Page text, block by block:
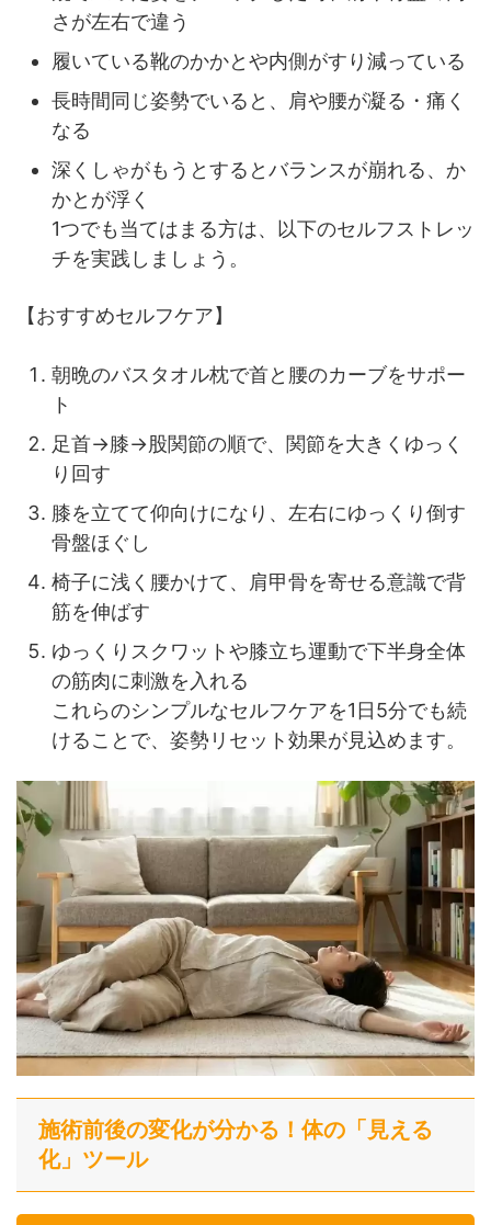
さが左右で違う
履いている靴のかかとや内側がすり減っている
長時間同じ姿勢でいると、肩や腰が凝る・痛く
なる
深くしゃがもうとするとバランスが崩れる、か
かとが浮く
1つでも当てはまる方は、以下のセルフストレッ
チを実践しましょう。
【おすすめセルフケア】
朝晩のバスタオル枕で首と腰のカーブをサポー
ト
足首→膝→股関節の順で、関節を大きくゆっく
り回す
膝を立てて仰向けになり、左右にゆっくり倒す
骨盤ほぐし
椅子に浅く腰かけて、肩甲骨を寄せる意識で背
筋を伸ばす
ゆっくりスクワットや膝立ち運動で下半身全体
の筋肉に刺激を入れる
これらのシンプルなセルフケアを1日5分でも続
けることで、姿勢リセット効果が見込めます。
施術前後の変化が分かる！体の「見える
化」ツール